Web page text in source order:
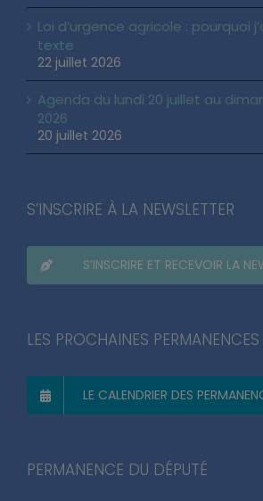
Loi d’urgence agricole : pourquoi
texte
22 juillet 2026
Agenda du lundi 20 juillet au
2026
20 juillet 2026
S’INSCRIRE À LA NEWSLETTER
S’INSCRIRE ET RECEVOIR LA
LES PROCHAINES PERMANENCES
LE CALENDRIER DES
PERMANENCE DU DÉPUTÉ